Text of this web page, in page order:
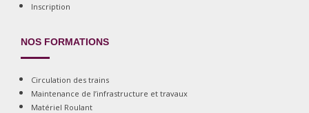
Inscription
NOS FORMATIONS
Circulation des trains
Maintenance de l’infrastructure et travaux
Matériel Roulant